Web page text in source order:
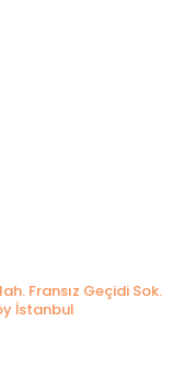
Fransız Geçidi Sok.
İstanbul